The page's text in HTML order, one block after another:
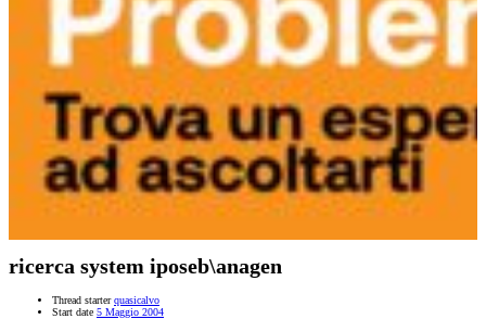
ricerca system iposeb\anagen
Thread starter quasicalvo
Start date 5 Maggio 2004